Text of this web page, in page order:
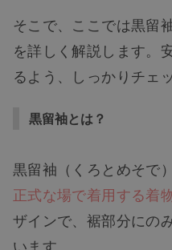
そこで、ここでは黒留
を詳しく解説します。
るよう、しっかりチェ
黒留袖とは？
黒留袖（くろとめそで）
正式な場で着用する着
ザインで、裾部分にの
います。